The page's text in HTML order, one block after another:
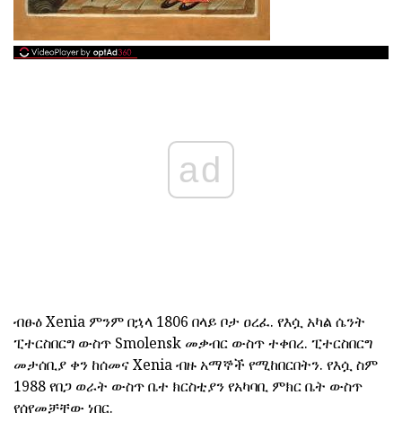
ad
ብፁዕ Xenia ምንም በኋላ 1806 በላይ ቦታ ዐረፈ. የእሷ አካል ሴንት
ፒተርስበርግ ውስጥ Smolensk መቃብር ውስጥ ተቀበረ. ፒተርስበርግ
መታሰቢያ ቀን ከሰመና Xenia ብዙ አማኞች የሚከበርበትን. የእሷ ስም
1988 የበጋ ወራት ውስጥ ቤተ ክርስቲያን የአካባቢ ምክር ቤት ውስጥ
የሰየመቻቸው ነበር.